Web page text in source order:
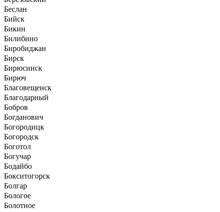
Беслан
Бийск
Бикин
Билибино
Биробиджан
Бирск
Бирюсинск
Бирюч
Благовещенск
Благодарный
Бобров
Богданович
Богородицк
Богородск
Боготол
Богучар
Бодайбо
Бокситогорск
Болгар
Бологое
Болотное